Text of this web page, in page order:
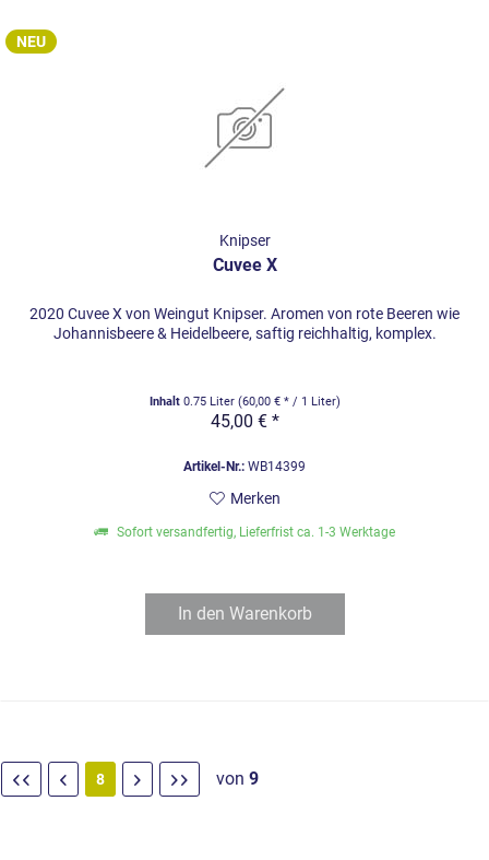
NEU
Knipser
Cuvee X
2020 Cuvee X von Weingut Knipser. Aromen von rote Beeren wie
Johannisbeere & Heidelbeere, saftig reichhaltig, komplex.
Inhalt 0.75 Liter (60,00 € * / 1 Liter)
45,00 € *
Artikel-Nr.: WB14399
Merken
Sofort versandfertig, Lieferfrist ca. 1-3 Werktage
In den Warenkorb
8 von 9